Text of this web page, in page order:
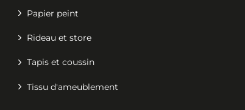
Papier peint
Rideau et store
Tapis et coussin
Tissu d'ameublement